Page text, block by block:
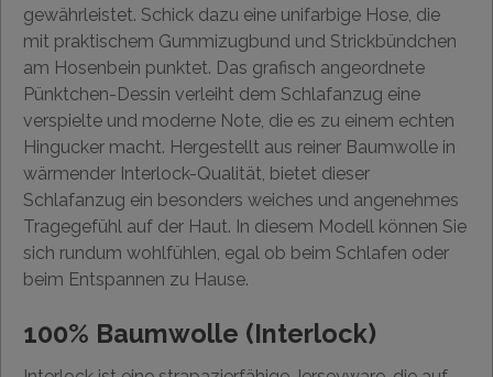
gewährleistet. Schick dazu eine unifarbige Hose, die
mit praktischem Gummizugbund und Strickbündchen
am Hosenbein punktet. Das grafisch angeordnete
Pünktchen-Dessin verleiht dem Schlafanzug eine
verspielte und moderne Note, die es zu einem echten
Hingucker macht. Hergestellt aus reiner Baumwolle in
wärmender Interlock-Qualität, bietet dieser
Schlafanzug ein besonders weiches und angenehmes
Tragegefühl auf der Haut. In diesem Modell können Sie
sich rundum wohlfühlen, egal ob beim Schlafen oder
beim Entspannen zu Hause.
100% Baumwolle (Interlock)